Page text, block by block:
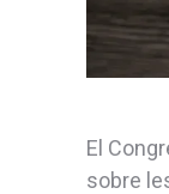
El
sobre